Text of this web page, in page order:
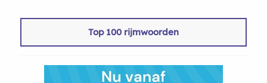
Top 100 rijmwoorden